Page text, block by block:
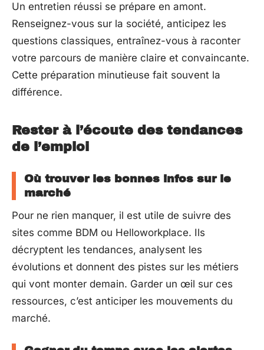
Un entretien réussi se prépare en amont.
Renseignez-vous sur la société, anticipez les
questions classiques, entraînez-vous à raconter
votre parcours de manière claire et convaincante.
Cette préparation minutieuse fait souvent la
différence.
Rester à l’écoute des tendances
de l’emploi
Où trouver les bonnes infos sur le
marché
Pour ne rien manquer, il est utile de suivre des
sites comme BDM ou Helloworkplace. Ils
décryptent les tendances, analysent les
évolutions et donnent des pistes sur les métiers
qui vont monter demain. Garder un œil sur ces
ressources, c’est anticiper les mouvements du
marché.